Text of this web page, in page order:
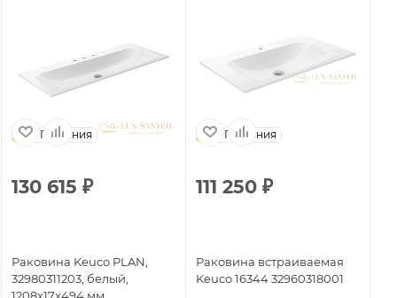
Германия
130 615 ₽
Раковина Keuco PLAN,
32980311203, белый,
Германия
111 250 ₽
Раковина встраиваемая
Keuco 16344 32960318001